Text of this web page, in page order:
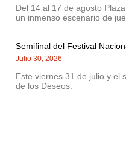
Del 14 al 17 de agosto
un inmenso escenario de
Semifinal del Festival
Julio 30, 2026
Este viernes 31 de julio y el
de los Deseos.